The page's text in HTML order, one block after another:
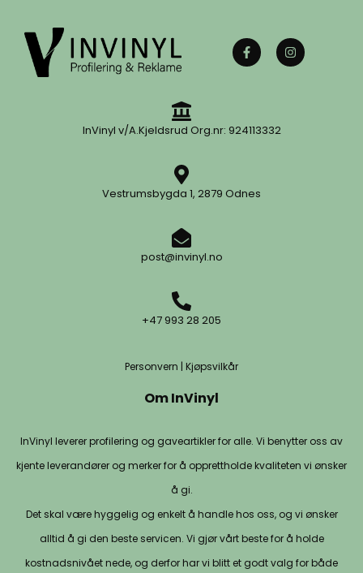
InVinyl v/A.Kjeldsrud Org.nr: 924113332
Vestrumsbygda 1, 2879 Odnes
post@invinyl.no
+47 993 28 205
Personvern | Kjøpsvilkår
Om InVinyl
InVinyl leverer profilering og gaveartikler for alle. Vi benytter oss av
kjente leverandører og merker for å opprettholde kvaliteten vi ønsker
å gi.
Det skal være hyggelig og enkelt å handle hos oss, og vi ønsker
alltid å gi den beste servicen. Vi gjør vårt beste for å holde
kostnadsnivået nede, og derfor har vi blitt et godt valg for både